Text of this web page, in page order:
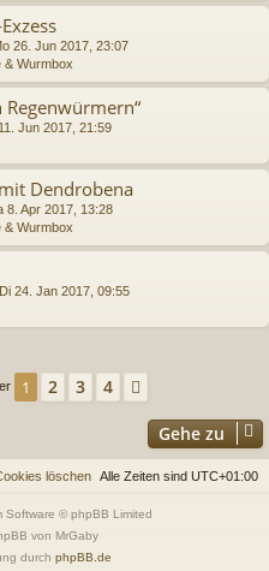
26. Jun 2017, 23:07
& Wurmbox
Jun 2017, 21:59
Dendrobena
8. Apr 2017, 13:28
& Wurmbox
Di 24. Jan 2017, 09:55
1 2 3 4
Gehe zu
Alle Zeiten sind UTC+01:00
löschen
Software © phpBB Limited
von MrGaby
durch phpBB.de